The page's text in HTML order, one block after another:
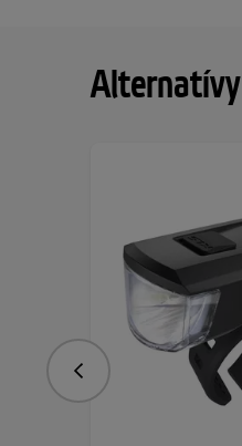
Alternatívy
Predchádzajúce